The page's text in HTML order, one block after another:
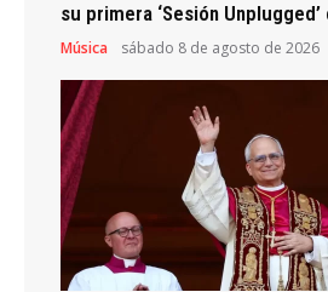
su primera ‘Sesión
Música sábado 8 de agosto de 2026